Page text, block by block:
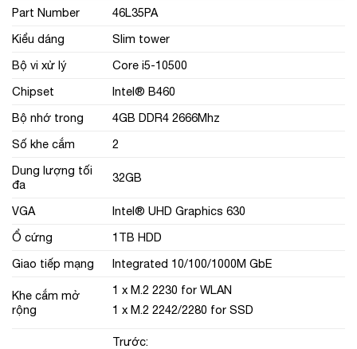
Part Number
46L35PA
Kiểu dáng
Slim tower
Bộ vi xử lý
Core i5-10500
Chipset
Intel® B460
Bộ nhớ trong
4GB DDR4 2666Mhz
Số khe cắm
2
Dung lượng tối
đa
32GB
VGA
Intel® UHD Graphics 630
Ổ cứng
1TB HDD
Giao tiếp mạng
Integrated 10/100/1000M GbE
Khe cắm mở
rộng
1 x M.2 2230 for WLAN
1 x M.2 2242/2280 for SSD
Trước: